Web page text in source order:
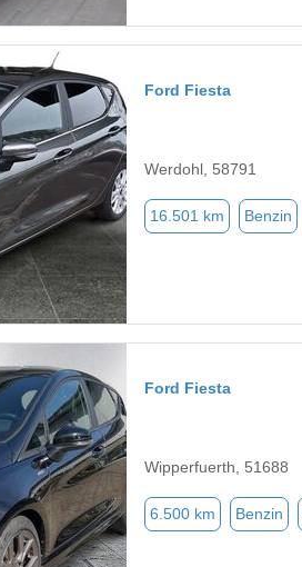
Ford Fiesta
Werdohl, 58791
16.501 km Benzin
Ford Fiesta
Wipperfuerth, 51688
6.500 km Benzin